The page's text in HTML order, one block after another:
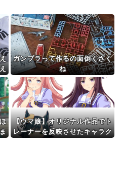
互RSS
ガンプラって作るの面倒くさく
ね
【ウマ娘】オリジナル作品でト
レーナーを反映させたキャラク